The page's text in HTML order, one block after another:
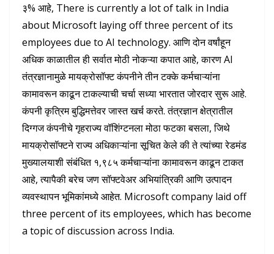
३% आहे, There is currently a lot of talk in India
about Microsoft laying off three percent of its
employees due to AI technology. आणि दोन वर्षांहून
अधिक काळातील ही सर्वात मोठी नोकऱ्या कपात आहे, कारण AI
तंत्रज्ञानामुळे मायक्रोसॉफ्ट कंपनीने तीन टक्के कर्मचाऱ्यांना
कामावरून काढून टाकल्याची चर्चा सध्या भारतात जोरदार सुरू आहे.
कंपनी कृत्रिम बुद्धिमत्तेवर जास्त खर्च करते. तंत्रज्ञान क्षेत्रातील
दिग्गज कंपनीचे गृहराज्य वॉशिंग्टनला मोठा फटका बसला, जिथे
मायक्रोसॉफ्टने राज्य अधिकाऱ्यांना सूचित केले की ते त्यांच्या रेडमंड
मुख्यालयाशी संबंधित १,९८५ कर्मचाऱ्यांना कामावरून काढून टाकत
आहे, त्यापैकी बरेच जण सॉफ्टवेअर अभियांत्रिकी आणि उत्पादन
व्यवस्थापन भूमिकांमध्ये आहेत. Microsoft company laid off
three percent of its employees, which has become
a topic of discussion across India.